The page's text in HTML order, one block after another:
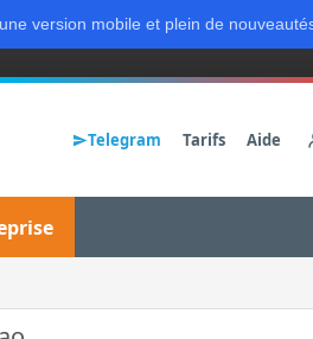
version mobile et plein de
Telegram Tarifs Aide